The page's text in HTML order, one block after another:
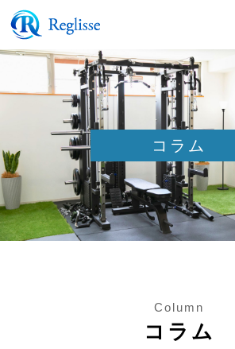
コラム
Column
コラム